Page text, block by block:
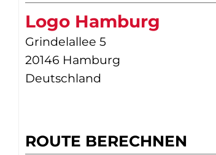
Logo Hamburg
Grindelallee 5
20146 Hamburg
Deutschland
ROUTE BERECHNEN